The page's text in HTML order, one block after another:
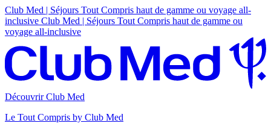
Club Med | Séjours Tout Compris haut de gamme ou voyage all-
inclusive Club Med | Séjours Tout Compris haut de gamme ou
voyage all-inclusive
Découvrir Club Med
Le Tout Compris by Club Med